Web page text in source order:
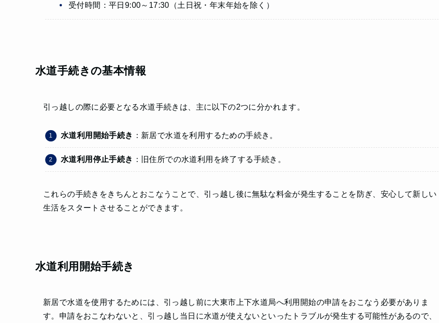
受付時間：平日9:00～17:30（土日祝・年末年始を除く）
水道手続きの基本情報
引っ越しの際に必要となる水道手続きは、主に以下の2つに分かれます。
水道利用開始手続き ：新居で水道を利用するための手続き。
水道利用停止手続き ：旧住所での水道利用を終了する手続き。
これらの手続きをきちんとおこなうことで、引っ越し後に無駄な料金が発生することを防ぎ、安心して新しい
生活をスタートさせることができます。
水道利用開始手続き
新居で水道を使用するためには、引っ越し前に大東市上下水道局へ利用開始の申請をおこなう必要がありま
す。申請をおこなわないと、引っ越し当日に水道が使えないといったトラブルが発生する可能性があるので、